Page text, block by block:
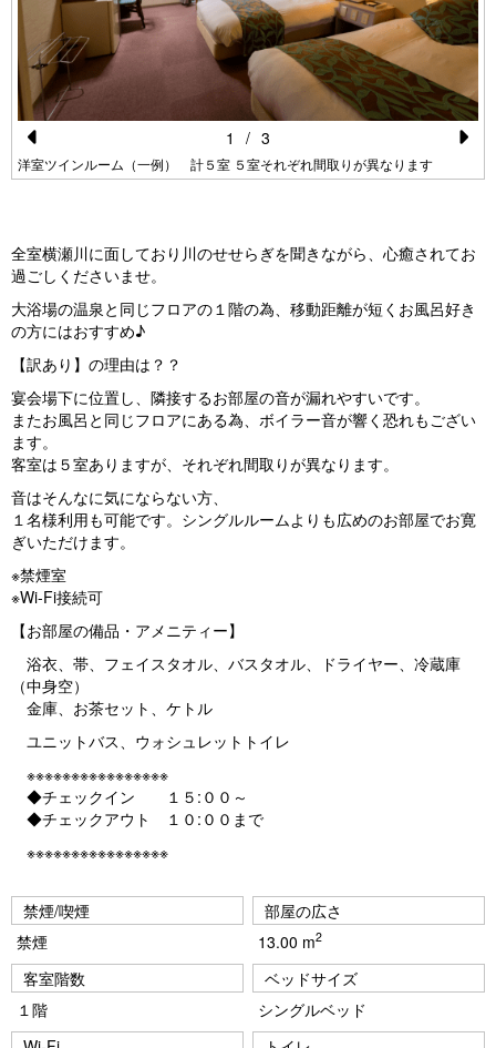
Pr
o
u
s
洋室ツインルーム（一例） 計５室 ５室それぞれ間取りが異なります
1 / 3
全室横瀬川に面しており 川のせせらぎを聞きながら、心癒されてお
過ごしくださいませ。
大浴場の温泉と同じフロアの１階の為、移動距離が短くお風呂好き
の方にはおすすめ♪
【訳あり】の理由は？？
宴会場下に位置し、隣接するお部屋の音が漏れやすいです。
またお風呂と同じフロアにある為、ボイラー音が響く恐れもござい
ます。
客室は５室ありますが、それぞれ間取りが異なります。
音はそんなに気にならない方、
１名様利用も可能です。シングルルームよりも広めのお部屋でお寛
ぎいただけます。
※禁煙室
※Wi-Fi接続可
【お部屋の備品・アメニティー】
浴衣、帯、フェイスタオル、バスタオル、ドライヤー、冷蔵庫
（中身空）
金庫、お茶セット、ケトル
ユニットバス、ウォシュレットトイレ
※※※※※※※※※※※※※※※※
◆チェックイン １５:００～
◆チェックアウト １０:００まで
※※※※※※※※※※※※※※※※
禁煙/喫煙
禁煙
部屋の広さ
13.00 m2
客室階数
１階
ベッドサイズ
シングルベッド